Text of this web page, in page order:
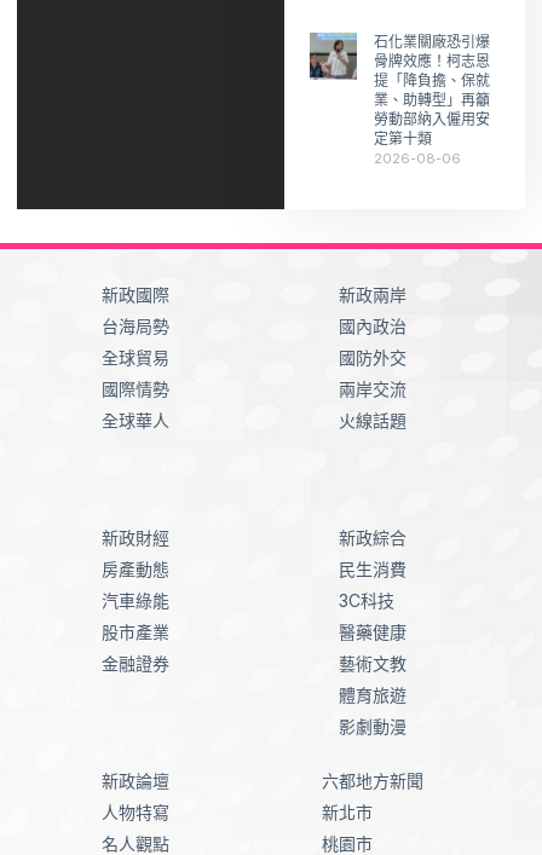
石化業關廠恐引爆
骨牌效應！柯志恩
提「降負擔、保就
業、助轉型」再籲
勞動部納入僱用安
定第十類
2026-08-06
新政國際
台海局勢
全球貿易
國際情勢
全球華人
新政兩岸
國內政治
國防外交
兩岸交流
火線話題
新政財經
房產動態
汽車綠能
股市產業
金融證券
新政綜合
民生消費
3C科技
醫藥健康
藝術文教
體育旅遊
影劇動漫
新政論壇
人物特寫
名人觀點
六都地方新聞
新北市
桃園市